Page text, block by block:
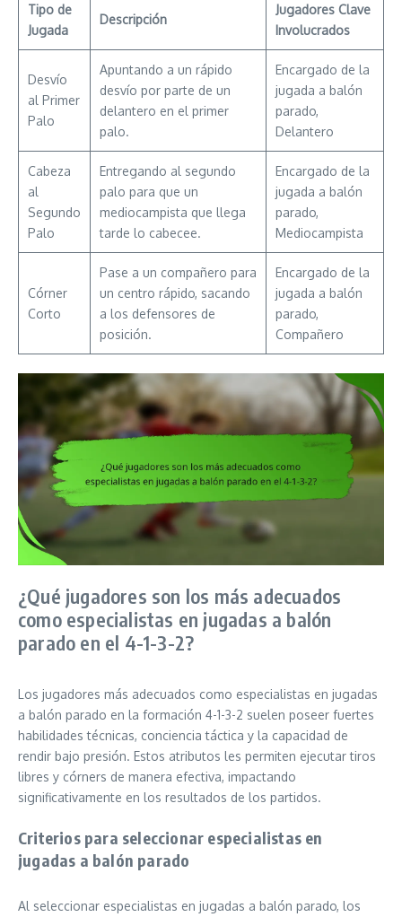
Tipo de
Jugada
Descripción
Jugadores Clave
Involucrados
Desvío
al Primer
Palo
Apuntando a un rápido
desvío por parte de un
delantero en el primer
palo.
Encargado de la
jugada a balón
parado,
Delantero
Cabeza
al
Segundo
Palo
Entregando al segundo
palo para que un
mediocampista que llega
tarde lo cabecee.
Encargado de la
jugada a balón
parado,
Mediocampista
Córner
Corto
Pase a un compañero para
un centro rápido, sacando
a los defensores de
posición.
Encargado de la
jugada a balón
parado,
Compañero
¿Qué jugadores son los más adecuados
como especialistas en jugadas a balón
parado en el 4-1-3-2?
Los jugadores más adecuados como especialistas en jugadas
a balón parado en la formación 4-1-3-2 suelen poseer fuertes
habilidades técnicas, conciencia táctica y la capacidad de
rendir bajo presión. Estos atributos les permiten ejecutar tiros
libres y córners de manera efectiva, impactando
significativamente en los resultados de los partidos.
Criterios para seleccionar especialistas en
jugadas a balón parado
Al seleccionar especialistas en jugadas a balón parado, los